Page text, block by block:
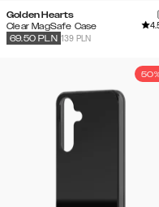
Golden Hearts
Clear MagSafe Case
139 PLN
69.50 PLN